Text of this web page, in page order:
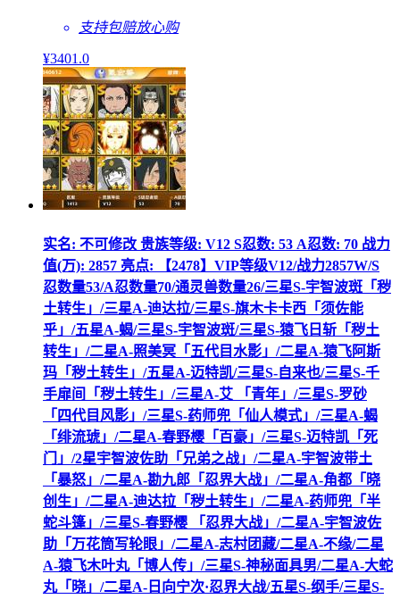
支持包赔放心购
¥3401 .0
实名: 不可修改 贵族等级: V12 S忍数: 53 A忍数: 70 战力
值(万): 2857 亮点: 【2478】VIP等级V12/战力2857W/S
忍数量53/A忍数量70/通灵兽数量26/三星S-宇智波斑「秽
土转生」/三星A-迪达拉/三星S-旗木卡卡西「须佐能
乎」/五星A-蝎/三星S-宇智波斑/三星S-猿飞日斩「秽土
转生」/二星A-照美冥「五代目水影」/二星A-猿飞阿斯
玛「秽土转生」/五星A-迈特凯/三星S-自来也/三星S-千
手扉间「秽土转生」/三星A-艾 「青年」/三星S-罗砂
「四代目风影」/三星S-药师兜「仙人模式」/三星A-蝎
「绯流琥」/二星A-春野樱「百豪」/三星S-迈特凯「死
门」/2星宇智波佐助「兄弟之战」/二星A-宇智波带土
「暴怒」/二星A-勘九郎「忍界大战」/二星A-角都「晓
创生」/二星A-迪达拉「秽土转生」/二星A-药师兜「半
蛇斗篷」/三星S-春野樱 「忍界大战」/二星A-宇智波佐
助「万花筒写轮眼」/二星A-志村团藏/二星A-不缘/二星
A-猿飞木叶丸「博人传」/三星S-神秘面具男/二星A-大蛇
丸「晓」/二星A-日向宁次·忍界大战/五星S-纲手/三星S-